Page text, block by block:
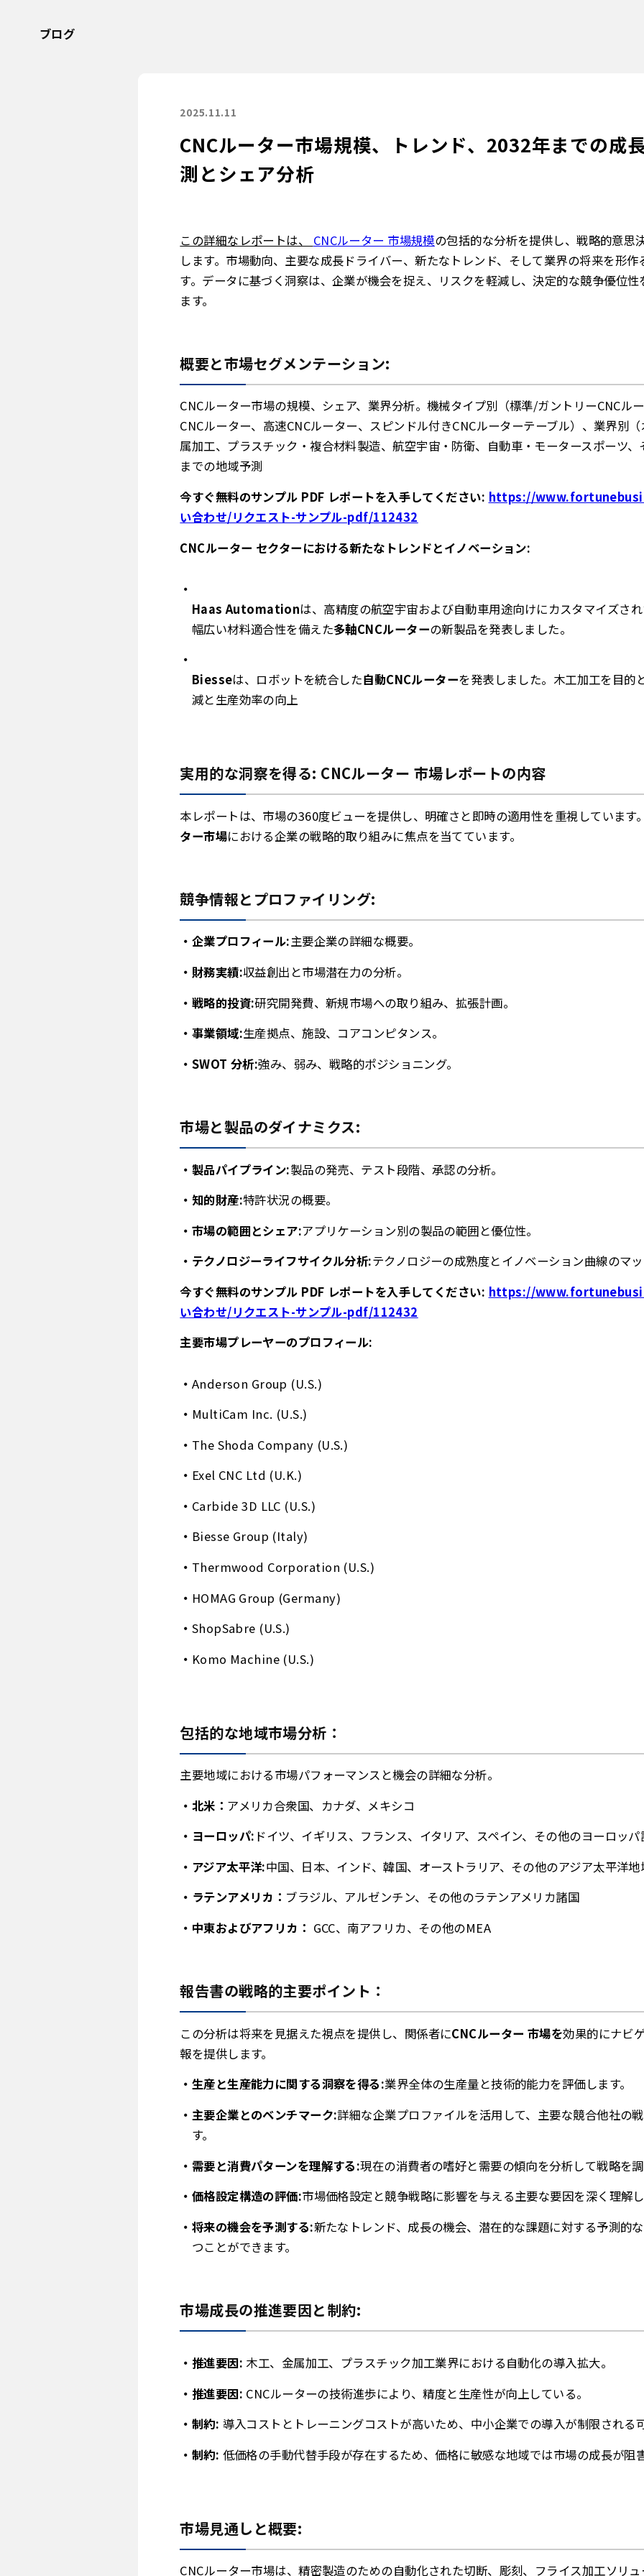
ブログ
2025.11.11
CNCルーター市場規模、トレンド、2032年までの成
測とシェア分析
この詳細なレポートは、 CNCルーター 市場規模の包括的な分析を提供し、戦略的意思
します。市場動向、主要な成長ドライバー、新たなトレンド、そして業界の将来を形
す。データに基づく洞察は、企業が機会を捉え、リスクを軽減し、決定的な競争優位
ます。
概要と市場セグメンテーション:
CNCルーター市場の規模、シェア、業界分析。機械タイプ別（標準/ガントリーCNCル
CNCルーター、高速CNCルーター、スピンドル付きCNCルーターテーブル）、業界別
属加工、プラスチック・複合材料製造、航空宇宙・防衛、自動車・モータースポーツ
までの地域予測
今すぐ無料のサンプル PDF レポートを入手してください: https://
い合わせ/リクエスト-サンプル-pdf/112432
CNCルーター セクターにおける新たなトレンドとイノベーション:
Haas Automationは、高精度の航空宇宙および自動車用途向けにカスタマイズさ
幅広い材料適合性を備えた多軸CNCルーターの新製品を発表しました。
Biesseは、ロボットを統合した自動CNCルーターを発表しました。木工加工を目的
減と生産効率の向上
実用的な洞察を得る: CNCルーター 市場レポートの内容
本レポートは、市場の360度ビューを提供し、明確さと即時の適用性を重視しています
ター市場における企業の戦略的取り組みに焦点を当てています。
競争情報とプロファイリング:
企業プロフィール:主要企業の詳細な概要。
財務実績:収益創出と市場潜在力の分析。
戦略的投資:研究開発費、新規市場への取り組み、拡張計画。
事業領域:生産拠点、施設、コアコンピタンス。
SWOT 分析:強み、弱み、戦略的ポジショニング。
市場と製品のダイナミクス:
製品パイプライン:製品の発売、テスト段階、承認の分析。
知的財産:特許状況の概要。
市場の範囲とシェア:アプリケーション別の製品の範囲と優位性。
テクノロジーライフサイクル分析:テクノロジーの成熟度とイノベーション曲線のマ
今すぐ無料のサンプル PDF レポートを入手してください: https://
い合わせ/リクエスト-サンプル-pdf/112432
主要市場プレーヤーのプロフィール:
Anderson Group (U.S.)
MultiCam Inc. (U.S.)
The Shoda Company (U.S.)
Exel CNC Ltd (U.K.)
Carbide 3D LLC (U.S.)
Biesse Group (Italy)
Thermwood Corporation (U.S.)
HOMAG Group (Germany)
ShopSabre (U.S.)
Komo Machine (U.S.)
包括的な地域市場分析：
主要地域における市場パフォーマンスと機会の詳細な分析。
北米： アメリカ合衆国、カナダ、メキシコ
ヨーロッパ: ドイツ、イギリス、フランス、イタリア、スペイン、その他のヨーロッ
アジア太平洋:中国、日本、インド、韓国、オーストラリア、その他のアジア太平洋地
ラテンアメリカ： ブラジル、アルゼンチン、その他のラテンアメリカ諸国
中東およびアフリカ： GCC、南アフリカ、その他のMEA
報告書の戦略的主要ポイント：
この分析は将来を見据えた視点を提供し、関係者にCNCルーター 市場を効果的にナビ
報を提供します。
生産と生産能力に関する洞察を得る:業界全体の生産量と技術的能力を評価します。
主要企業とのベンチマーク:詳細な企業プロファイルを活用して、主要な競合他社の
す。
需要と消費パターンを理解する:現在の消費者の嗜好と需要の傾向を分析して戦略を
価格設定構造の評価:市場価格設定と競争戦略に影響を与える主要な要因を深く理解
将来の機会を予測する:新たなトレンド、成長の機会、潜在的な課題に対する予測的
つことができます。
市場成長の推進要因と制約:
推進要因: 木工、金属加工、プラスチック加工業界における自動化の導入拡大。
推進要因: CNCルーターの技術進歩により、精度と生産性が向上している。
制約: 導入コストとトレーニングコストが高いため、中小企業での導入が制限される
制約: 低価格の手動代替手段が存在するため、価格に敏感な地域では市場の成長が阻
市場見通しと概要:
CNCルーター市場は、精密製造のための自動化された切断、彫刻、フライス加工ソリ